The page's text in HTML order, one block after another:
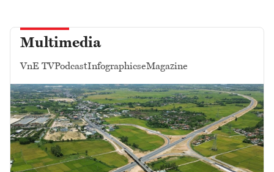
Multimedia
VnE TVPodcastInfographicseMagazine